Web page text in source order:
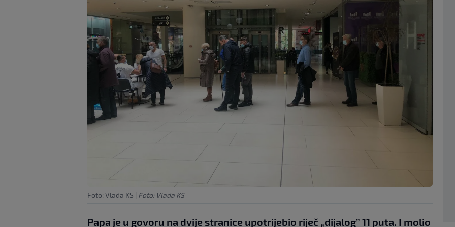
Foto: Vlada KS | Foto: Vlada KS
Papa je u govoru na dvije stranice upotrijebio riječ „dijalog” 11 puta. I molio